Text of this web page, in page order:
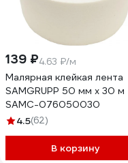
139 ₽4.63 ₽/м
Малярная клейкая лента
SAMGRUPP 50 мм х 30 м
SAMC-076050030
4.5(62)
В корзину